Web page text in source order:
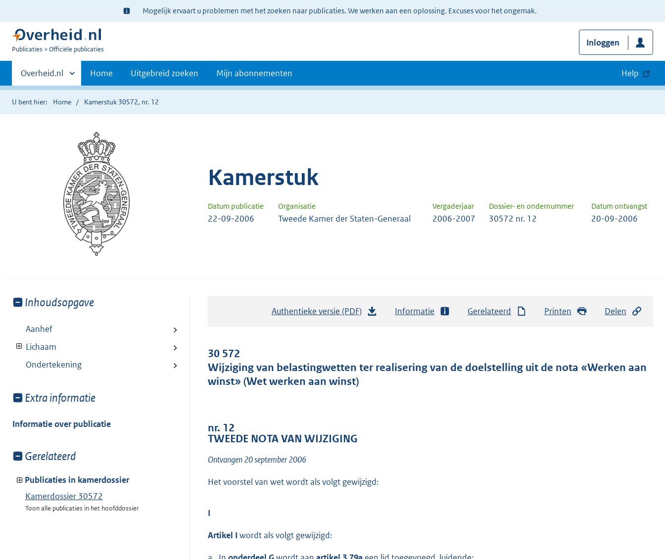
Ter
informatie:
Mogelijk ervaart u problemen met het zoeken naar publicaties. We werken aan een oplossing. Excuses voor het ongemak.
U
Publicaties Officiële publicaties
Inloggen
Primaire
navigatie
Andere
sites
binnen
Overheid.nl Home Uitgebreid zoeken Mijn abonnementen Help
U bent hier: Home Kamerstuk 30572, nr. 12
Kamerstuk
Datum publicatie Organisatie Vergaderjaar Dossier- en ondernummer Datum ontvangst
22-09-2006 Tweede Kamer der Staten-Generaal 2006-2007 30572 nr. 12 20-09-2006
Toon
van:
Inhoudsopgave
Aanhef
Lichaam
Ondertekening
Toon
van:
Extra informatie
Informatie over publicatie
Toon
van:
Gerelateerd
Publicaties in kamerdossier
Kamerdossier 30572
Toon alle publicaties in het hoofddossier
Authentieke versie (PDF)
a
t
Informatie Gerelateerd Printen Delen
30 572
Wijziging van belastingwetten ter realisering van de doelstelling uit de nota «Werken aan
winst» (Wet werken aan winst)
nr. 12
TWEEDE NOTA VAN WIJZIGING
Ontvangen 20 september 2006
Het voorstel van wet wordt als volgt gewijzigd:
I
Artikel I wordt als volgt gewijzigd: